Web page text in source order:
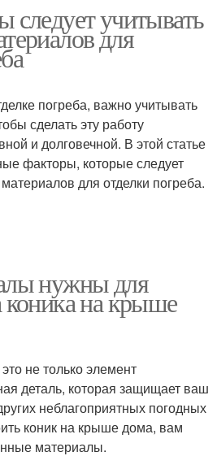
следует учитывать
для
погреба, важно учитывать
сделать эту работу
и долговечной. В этой статье
факторы, которые следует
для отделки погреба.
нужны для
коника на крыше
не только элемент
деталь, которая защищает ваш
неблагоприятных погодных
коник на крыше дома, вам
материалы.